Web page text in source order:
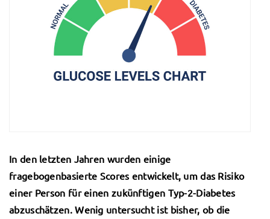
In den letzten Jahren wurden einige
fragebogenbasierte Scores entwickelt, um das Risiko
einer Person für einen zukünftigen Typ-2-Diabetes
abzuschätzen. Wenig untersucht ist bisher, ob die